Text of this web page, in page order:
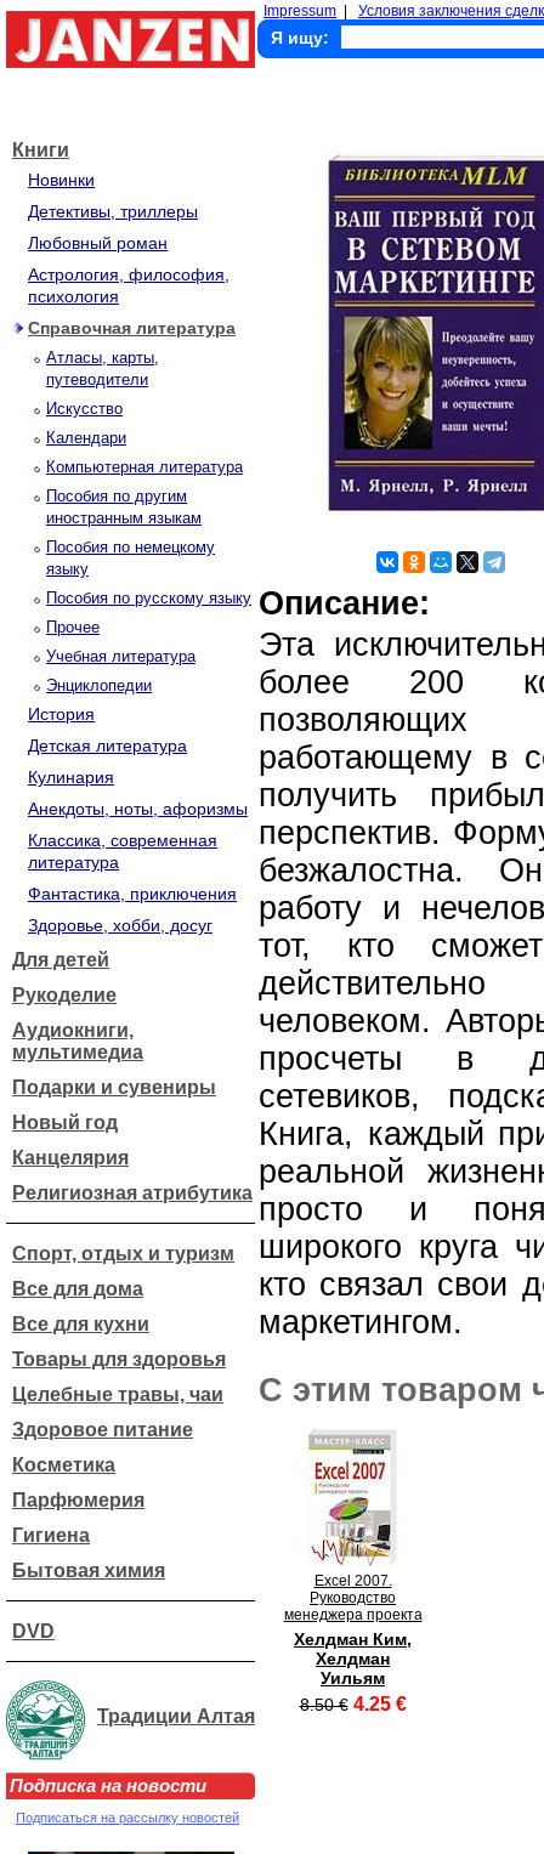
Impressum Условия заключения
Я ищу:
Книги
Новинки
Детективы, триллеры
Любовный роман
Астрология, философия,
психология
Справочная литература
Атласы, карты,
путеводители
Искусство
Календари
Компьютерная литература
Пособия по другим
иностранным языкам
Пособия по немецкому
языку
Пособия по русскому языку
Прочее
Учебная литература
Энциклопедии
История
Детская литература
Кулинария
Анекдоты, ноты, афоризмы
Классика, современная
литература
Фантастика, приключения
Здоровье, хобби, досуг
Для детей
Рукоделие
Аудиокниги,
мультимедиа
Подарки и сувениры
Новый год
Канцелярия
Религиозная атрибутика
Спорт, отдых и туризм
Все для дома
Все для кухни
Товары для здоровья
Целебные травы, чаи
Здоровое питание
Косметика
Парфюмерия
Гигиена
Бытовая химия
DVD
Традиции Алтая
Подписка на новости
Подписаться на рассылку новостей
Описание:
Эта
более 200
работающему в
получить
перспектив.
безжалостна.
работу и
тот, кто
человеком.
просчеты в
сетевиков,
Книга, каждый
реальной
просто и
широкого круга
кто связал свои
маркетингом.
С этим товаром
Excel 2007.
Руководство
менеджера проекта
Хелдман Ким,
Хелдман
Уильям
8.50 € 4.25 €